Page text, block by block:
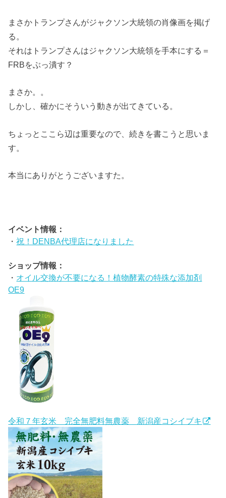
まさかトランプさんがジャクソン大統領の肖像画を掲げ
る。
それはトランプさんはジャクソン大統領を手本にする＝
FRBをぶっ潰す？
まさか。。
しかし、確かにそういう動きが出てきている。
ちょっとここら辺は重要なので、続きを書こうと思いま
す。
本当にありがとうございますた。
イベント情報：
・祝！DENBA代理店になりました
ショップ情報：
・ オイル交換が不要になる！植物酵素の特殊な添加剤
OE9
令和７年玄米 完全無肥料無農薬 新潟産コシイブキ